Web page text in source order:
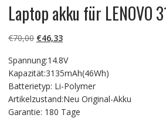
Laptop akku für LENOVO
€70,00 Ursprünglicher
war:
€70,00
€46,33Aktueller
ist:
€46,33.
Spannung:14.8V
Kapazität:3135mAh(46Wh)
Batterietyp: Li-Polymer
Artikelzustand:Neu Original-Akku
Garantie: 180 Tage